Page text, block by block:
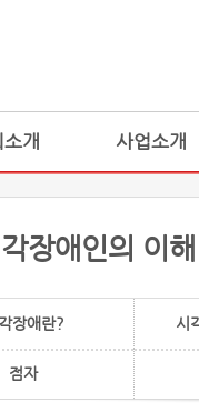
개 사업소개
장애인의 이해
장애란? 시
점자